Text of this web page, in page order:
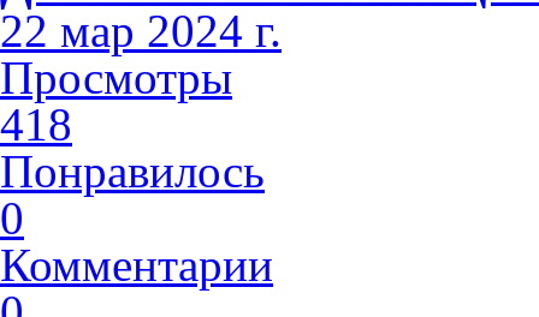
22 мар 2024 г.
Просмотры
418
Понравилось
0
Комментарии